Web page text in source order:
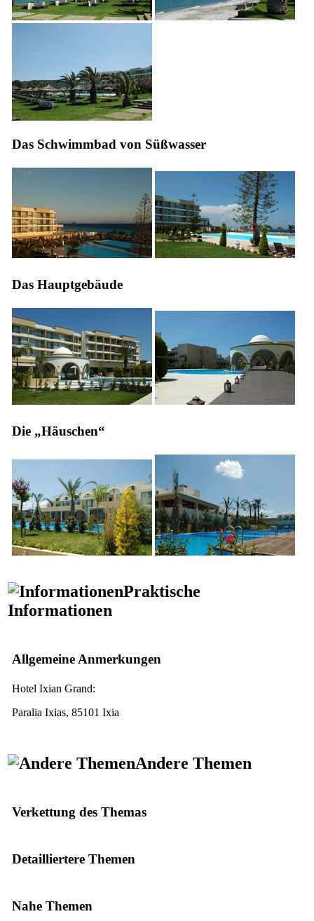
Das Schwimmbad von Süßwasser
Das Hauptgebäude
Die „Häuschen“
Praktische
Informationen
Allgemeine Anmerkungen
Hotel Ixian Grand:
Paralia Ixias, 85101 Ixia
Andere Themen
Verkettung des Themas
Detailliertere Themen
Nahe Themen